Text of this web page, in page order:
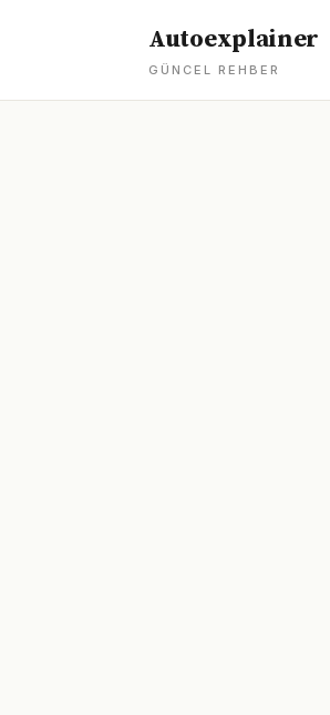
Autoexplainer
GÜNCEL REHBER